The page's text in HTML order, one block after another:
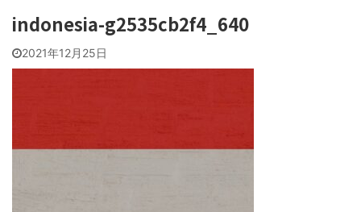
indonesia-g2535cb2f4_640
2021年12月25日